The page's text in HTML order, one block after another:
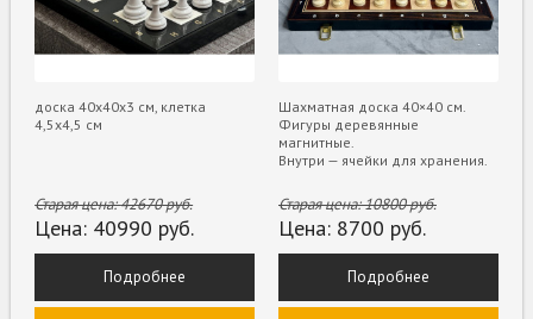
доска 40х40х3 см, клетка
4,5х4,5 см
Старая цена:42670руб.
Цена: 40990 руб.
Подробнее
Шахматная доска 40×40 см.
Фигуры деревянные
магнитные.
Внутри — ячейки для хранения.
Старая цена:10800руб.
Цена: 8700 руб.
Подробнее